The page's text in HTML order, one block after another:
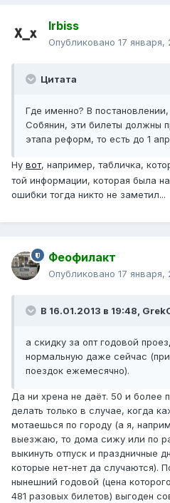
Irbiss
Опубликовано 17 января,
Цитата
Где именно? В
Собянин, эти билеты должны
этапа реформ, то есть до 1
Ну вот, например, табличка,
той информации, которая была
ошибки тогда никто не заметил...
Феофилакт
Опубликовано 17 января,
В 16.01.2013 в 19:48,
а скидку за опт годовой
нормальную даже сейчас
поездок ежемесячно).
Да ни хрена не даёт. 50 и более
делать только в случае, когда
мотаешься по городу (а я,
выезжаю, то дома сижу или по
выкинуть отпуск и праздничные
которые нет-нет да случаются).
нынешний годовой (цена
481 разовых билетов) выгоден